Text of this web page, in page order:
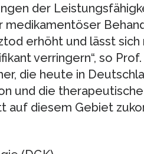
der
medikamentöser
erhöht und lässt sich
verringern“, so
die heute in
und die
diesem Gebiet